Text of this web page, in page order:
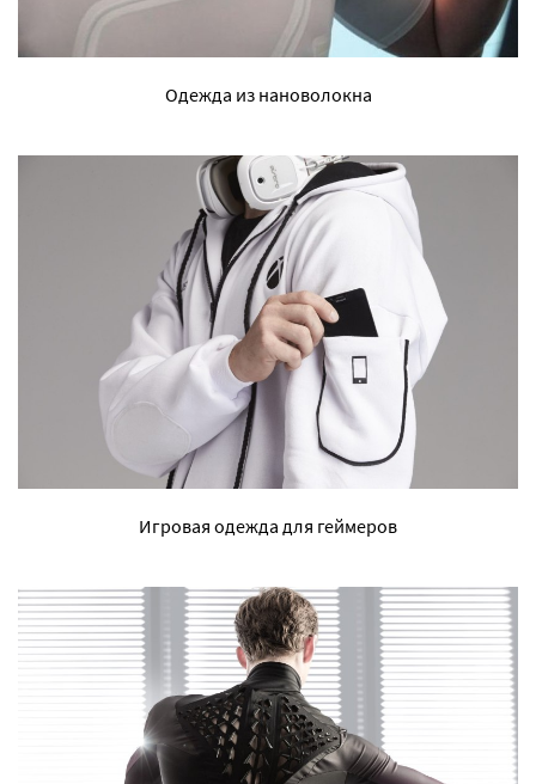
Одежда из нановолокна
Игровая одежда для геймеров